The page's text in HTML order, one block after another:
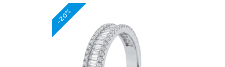
-20%